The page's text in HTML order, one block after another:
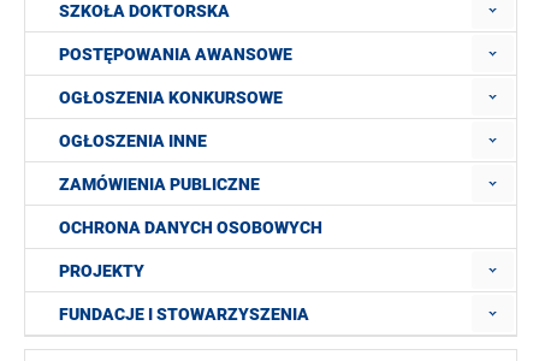
SZKOŁA DOKTORSKA
POSTĘPOWANIA AWANSOWE
OGŁOSZENIA KONKURSOWE
OGŁOSZENIA INNE
ZAMÓWIENIA PUBLICZNE
OCHRONA DANYCH OSOBOWYCH
PROJEKTY
FUNDACJE I STOWARZYSZENIA